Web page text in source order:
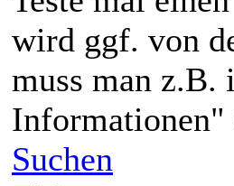
wird ggf. von
muss man
Suchen